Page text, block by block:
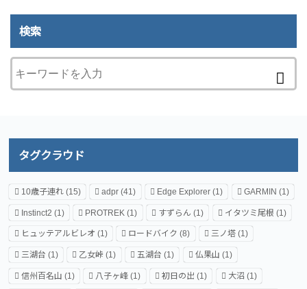
検索
タグクラウド
10歳子連れ(15) adpr (41) Edge Explorer (1) GARMIN (1)
Instinct2 (1) PROTREK (1) すずらん (1) イタツミ尾根 (1)
ヒュッテアルビレオ (1) ロードバイク (8) 三ノ塔 (1)
三湖台 (1) 乙女峠 (1) 五湖台 (1) 仏果山 (1)
信州百名山 (1) 八子ヶ峰 (1) 初日の出 (1) 大沼 (1)